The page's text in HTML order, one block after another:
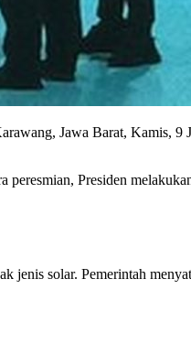
Jawa Barat, Kamis, 9
peresmian, Presiden
jenis solar. Pemerintah